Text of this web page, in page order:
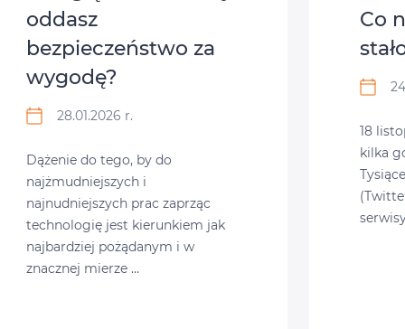
oddasz
bezpieczeństwo za
wygodę?
28.01.2026 r.
Dążenie do tego, by do
najżmudniejszych i
najnudniejszych prac zaprząc
technologię jest kierunkiem jak
najbardziej pożądanym i w
znacznej mierze …
Co
18
kilka